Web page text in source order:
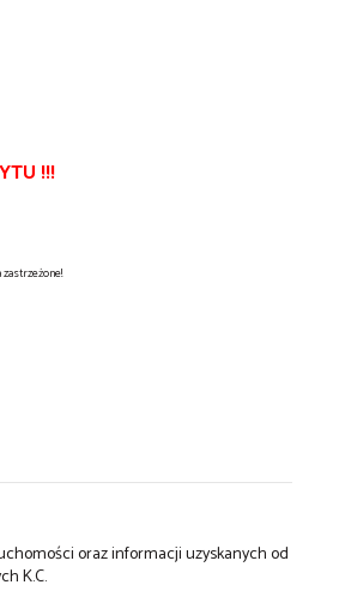
!!!
oraz informacji uzyskanych od
K.C.